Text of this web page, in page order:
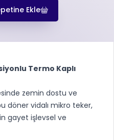
Ekle
Termo Kaplı
zemin dostu ve
döner vidalı mikro teker,
gayet işlevsel ve